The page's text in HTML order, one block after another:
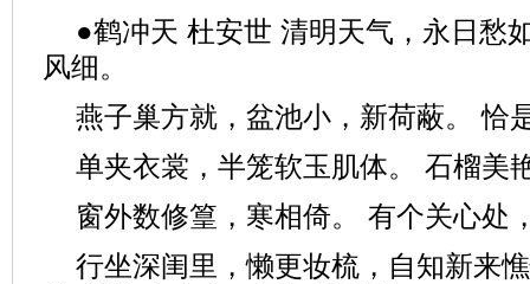
●鹤冲天 杜安世 清明天气，永日愁
风细。
燕子巢方就，盆池小，新荷蔽。 恰
单夹衣裳，半笼软玉肌体。 石榴美
窗外数修篁，寒相倚。 有个关心处
行坐深闺里，懒更妆梳，自知新来